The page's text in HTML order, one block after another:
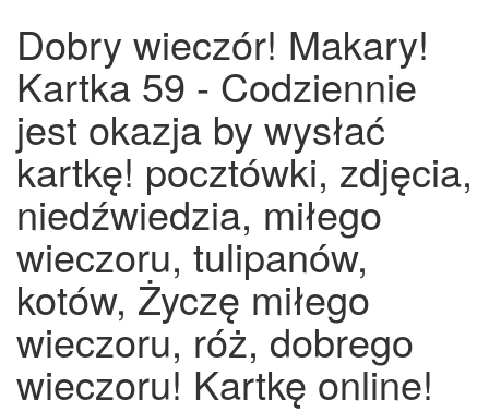
Dobry wieczór! Makary!
Kartka 59 - Codziennie
jest okazja by wysłać
kartkę! pocztówki, zdjęcia,
niedźwiedzia, miłego
wieczoru, tulipanów,
kotów, Życzę miłego
wieczoru, róż, dobrego
wieczoru! Kartkę online!